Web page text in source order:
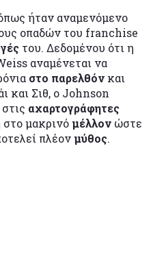
ήταν αναμενόμενο
οπαδών του franchise
του. Δεδομένου ότι η
αναμένεται να
στο παρελθόν και
και Σιθ, ο Johnson
αχαρτογράφητες
μακρινόμέλλον ώστε
πλέονμύθος.